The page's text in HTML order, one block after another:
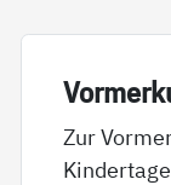
Zur